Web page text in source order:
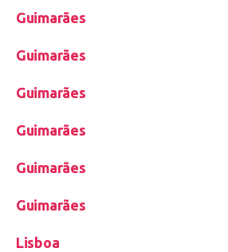
Guimarães
Guimarães
Guimarães
Guimarães
Guimarães
Guimarães
Lisboa